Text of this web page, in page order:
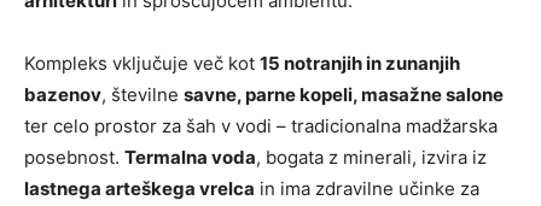
Kompleks vključuje več kot 15 notranjih in zunanjih
bazenov, številne savne, parne kopeli, masažne salone
ter celo prostor za šah v vodi – tradicionalna madžarska
posebnost. Termalna voda, bogata z minerali, izvira iz
lastnega arteškega vrelca in ima zdravilne učinke za